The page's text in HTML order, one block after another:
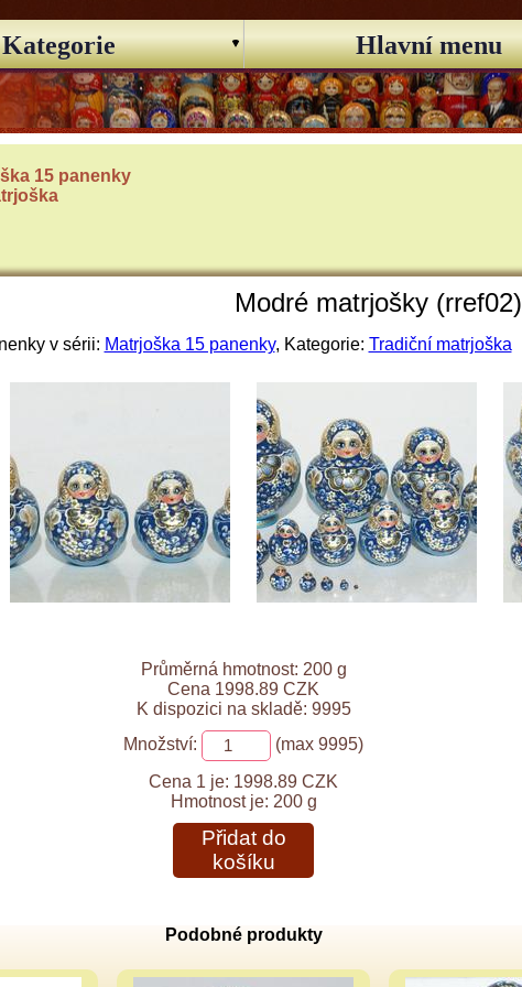
Kategorie Hlavní menu
15 panenky
Modré matrjošky (rref02)
v sérii: Matrjoška 15 panenky, Kategorie: Tradiční matrjoška
Průměrná hmotnost: 200 g
Cena 1998.89 CZK
K dispozici na skladě: 9995
Množství:
(max 9995)
Cena 1 je: 1998.89 CZK
Hmotnost je: 200 g
Přidat do
košíku
Podobné produkty